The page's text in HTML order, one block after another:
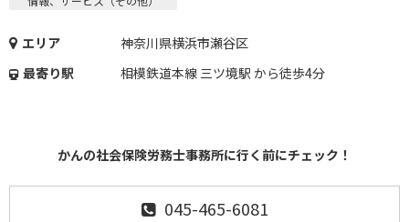
エリア
神奈川県横浜市瀬谷区
最寄り駅
相模鉄道本線 三ツ境駅 から徒歩4分
かんの社会保険労務士事務所に行く前にチェック！
045-465-6081